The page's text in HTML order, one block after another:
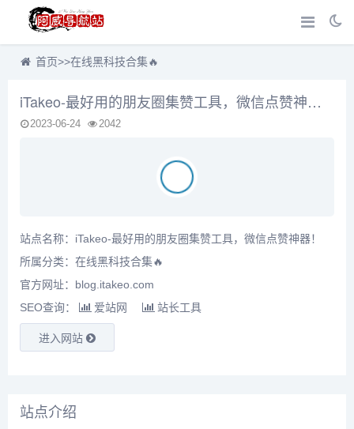
首页>>在线黑科技合集🔥
iTakeo-最好用的朋友圈集赞工具，微信点赞神器！
2023-06-24 2042
站点名称：iTakeo-最好用的朋友圈集赞工具，微信点赞神器！
所属分类： 在线黑科技合集🔥
官方网址：blog.itakeo.com
SEO查询：
爱站网 站长工具
进入网站
站点介绍